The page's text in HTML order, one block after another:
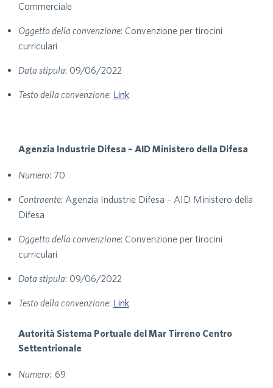
Commerciale
Oggetto della convenzione: Convenzione per tirocini
curriculari
Data stipula: 09/06/2022
Testo della convenzione: Link
Agenzia Industrie Difesa – AID Ministero della Difesa
Numero: 70
Contraente: Agenzia Industrie Difesa – AID Ministero della
Difesa
Oggetto della convenzione: Convenzione per tirocini
curriculari
Data stipula: 09/06/2022
Testo della convenzione: Link
Autorità Sistema Portuale del Mar Tirreno Centro
Settentrionale
Numero: 69